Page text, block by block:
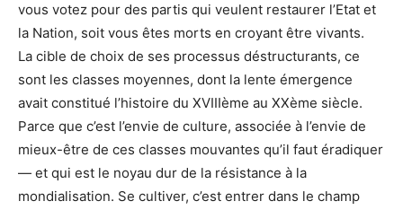
vous votez pour des partis qui veulent restaurer l’Etat et
la Nation, soit vous êtes morts en croyant être vivants.
La cible de choix de ses processus déstructurants, ce
sont les classes moyennes, dont la lente émergence
avait constitué l’histoire du XVIIIème au XXème siècle.
Parce que c’est l’envie de culture, associée à l’envie de
mieux-être de ces classes mouvantes qu’il faut éradiquer
— et qui est le noyau dur de la résistance à la
mondialisation. Se cultiver, c’est entrer dans le champ